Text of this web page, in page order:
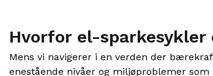
Hvorfor el-
Mens vi navigerer i en verden der
enestående nivåer og miljøproblemer